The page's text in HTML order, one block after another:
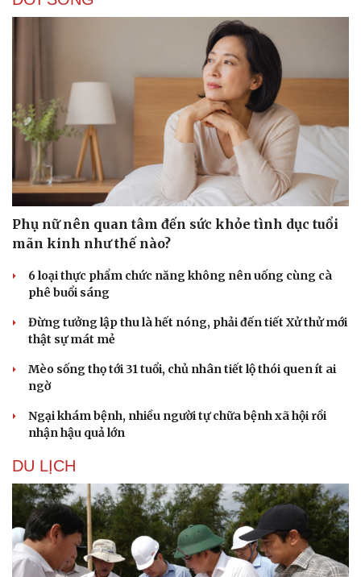
Phụ nữ nên quan tâm đến sức khỏe tình dục tuổi
mãn kinh như thế nào?
6 loại thực phẩm chức năng không nên uống cùng cà
phê buổi sáng
Đừng tưởng lập thu là hết nóng, phải đến tiết Xử thử mới
thật sự mát mẻ
Mèo sống thọ tới 31 tuổi, chủ nhân tiết lộ thói quen ít ai
ngờ
Ngại khám bệnh, nhiều người tự chữa bệnh xã hội rồi
nhận hậu quả lớn
DU LỊCH